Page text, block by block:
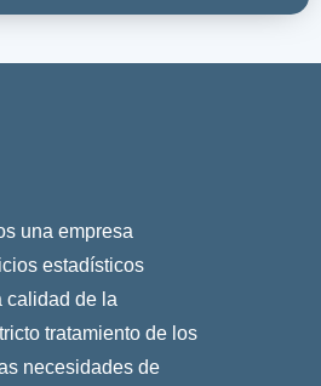
una empresa
estadísticos
calidad de la
tratamiento de los
necesidades de